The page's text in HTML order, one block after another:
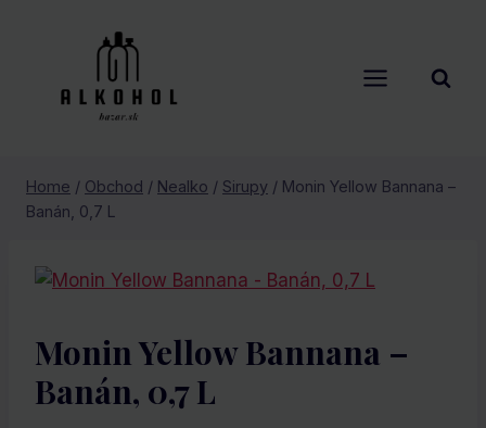
Home / Obchod / Nealko / Sirupy / Monin Yellow Bannana –
Banán, 0,7 L
Monin Yellow Bannana –
Banán, 0,7 L